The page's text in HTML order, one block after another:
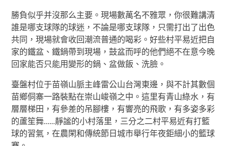
勝負似乎并沒那么主要。現場數萬名不雅眾，你很難講清
誰是哪支球隊的球迷，不論是哪支球隊，只需打出了出色
共同，現場就會收回潮流普通的喝彩。好些村平易近把自
家的鐵盆、鐵鍋帶到現場，鼓盆而呼的他們絕不在意今晚
回家能否只能用變形的鍋、盆做飯、洗臉。
臺盤村位于苗嶺山脈主峰雷公山台灣東邊，與不計其數個
苗鄉侗寨一路裝點在崇山峻嶺之中。這里有青山綠水，有
層層梯田，有參差的吊腳樓，有響亮的飛歌，有多姿多彩
的蘆笙舞……靜謐的小村落里，三分之二村平易近有打籃
球的習氣，在農閑和傳統節日城市舉行年夜鉅細小的籃球